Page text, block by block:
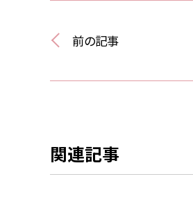
前の記事
関連記事